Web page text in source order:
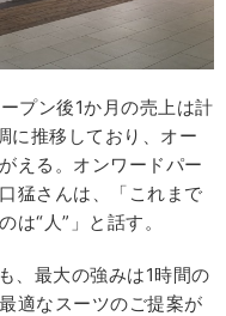
プン後1か月の売上は計
に推移しており、オー
える。オンワードパー
猛さんは、「これまで
は“人”」と話す。
、最大の強みは1時間の
適なスーツのご提案が